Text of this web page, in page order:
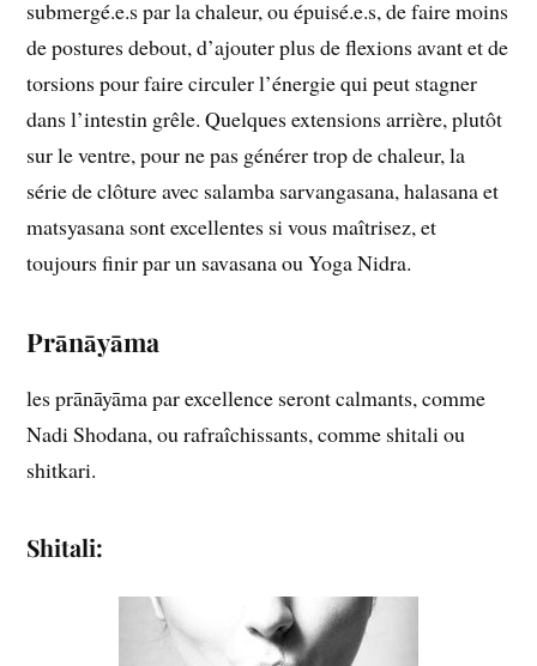
submergé.e.s par la chaleur, ou épuisé.e.s, de faire moins
de postures debout, d’ajouter plus de flexions avant et de
torsions pour faire circuler l’énergie qui peut stagner
dans l’intestin grêle. Quelques extensions arrière, plutôt
sur le ventre, pour ne pas générer trop de chaleur, la
série de clôture avec salamba sarvangasana, halasana et
matsyasana sont excellentes si vous maîtrisez, et
toujours finir par un savasana ou Yoga Nidra.
Prānāyāma
les prānāyāma par excellence seront calmants, comme
Nadi Shodana, ou rafraîchissants, comme shitali ou
shitkari.
Shitali: